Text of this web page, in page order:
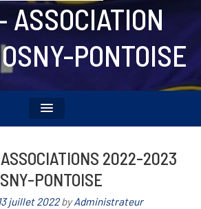
ASSOCIATION
PONTOISE
2022-2023
PONTOISE
13 juillet 2022byAdministrateur